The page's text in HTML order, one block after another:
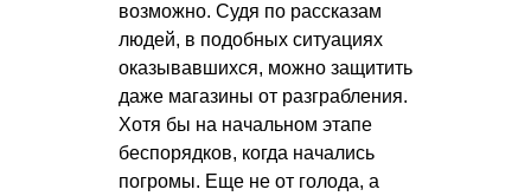
возможно. Судя по рассказам
людей, в подобных ситуациях
оказывавшихся, можно защитить
даже магазины от разграбления.
Хотя бы на начальном этапе
беспорядков, когда начались
погромы. Еще не от голода, а